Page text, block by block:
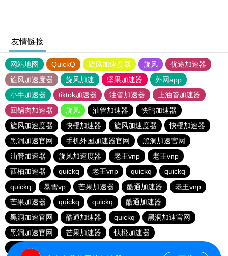
友情链接
网站地图 QuickQ 旋风加速度器 旋风
优途加速器
旋风加速度器
旋风加速 坚果加速器
外网app
小牛加速器
tiktok加速器 油管加速器
上油管加速器
回锅肉加速器
旋风 油管加速器
快鸭加速器
旋风加速度器
快橙加速器 旋风加速度器
快橙加速器
黑洞加速官网
手机外国加速器官网
黑洞加速官网
油管加速器
旋风加速度器 老王vnp
老王vnp
西柚加速器
quickq 老王vnp quickq
quickq
quickq
暴雪vp 芒果加速器 酷通加速器
老王vnp
芒果加速器
quickq quickq
酷通加速器
黑洞加速官网
酷通加速器 quickq
黑洞加速官网
黑洞加速官网
芒果加速器
快橙加速器
小猫咪ciash加速器